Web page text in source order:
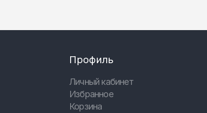
Профиль
Личный кабинет
Избранное
Корзина